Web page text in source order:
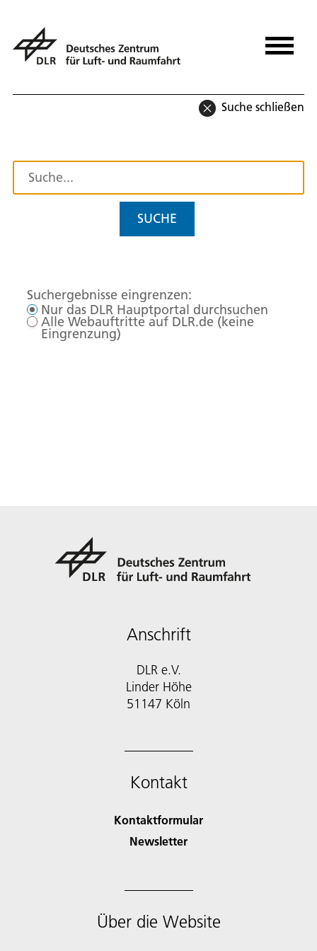
Suche schließen
SUCHE
Suchergebnisse eingrenzen:
Nur das DLR Hauptportal durchsuchen
Alle Webauftritte auf DLR.de (keine
Eingrenzung)
Anschrift
DLR e.V.
Linder Höhe
51147 Köln
Kontakt
Kontaktformular
Newsletter
Über die Website